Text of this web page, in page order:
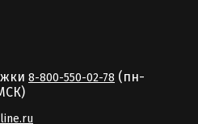
8-800-550-02-78 (пн-